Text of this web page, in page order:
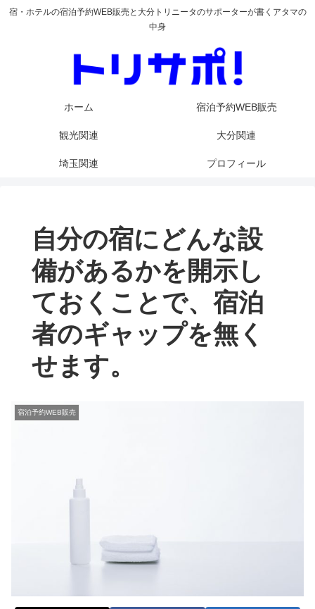
宿・ホテルの宿泊予約WEB販売と大分トリニータのサポーターが書くアタマの
中身
ホーム 宿泊予約WEB販売
観光関連 大分関連
埼玉関連 プロフィール
自分の宿にどんな設
備があるかを開示し
ておくことで、宿泊
者のギャップを無く
せます。
宿泊予約WEB販売